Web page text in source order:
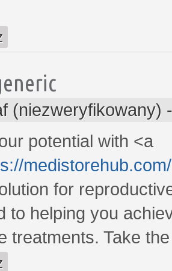
(niezweryfikowany)
potential with <a
for
to helping you
treatments. Take